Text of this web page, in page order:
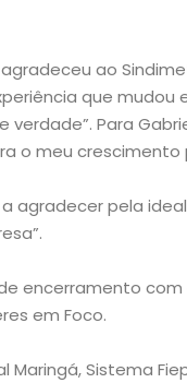
ao
que mudou
Para
o meu crescimento
a agradecer pela
encerramento
em Foco.
Sistema